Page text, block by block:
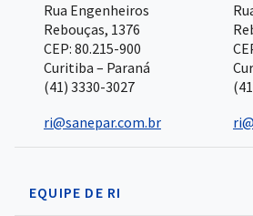
Rua Engenheiros
Rebouças, 1376
CEP: 80.215-900
Curitiba – Paraná
(41) 3330-3027
ri@sanepar.com.br
EQUIPE DE RI